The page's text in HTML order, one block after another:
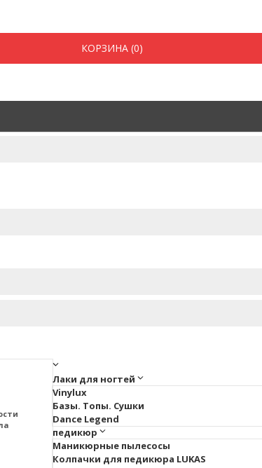
КОРЗИНА (0)
Лаки для ногтей
Vinylux
Базы. Топы. Сушки
Dance Legend
педикюр
Маникюрные пылесосы
Колпачки для педикюра LUKAS